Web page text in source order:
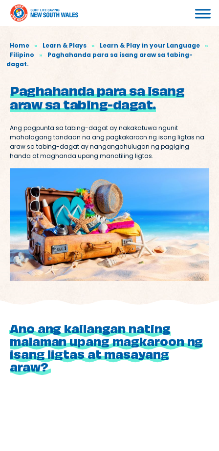
Home » Learn & Plays » Learn & Play in your Language »
Filipino
»
Paghahanda para sa isang araw sa tabing-
dagat.
Paghahanda para sa isang
araw sa tabing-dagat.
Ang pagpunta sa tabing-dagat ay nakakatuwa ngunit
mahalagang tandaan na ang pagkakaroon ng isang ligtas na
araw sa tabing-dagat ay nangangahulugan ng pagiging
handa at maghanda upang manatiling ligtas.
Ano ang kailangan nating
malaman upang magkaroon ng
isang ligtas at masayang
araw?